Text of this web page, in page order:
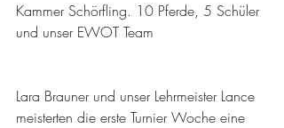
Kammer Schörfling. 10 Pferde, 5 Schüler
und unser EWOT Team
Lara Brauner und unser Lehrmeister Lance
meisterten die erste Turnier Woche eine